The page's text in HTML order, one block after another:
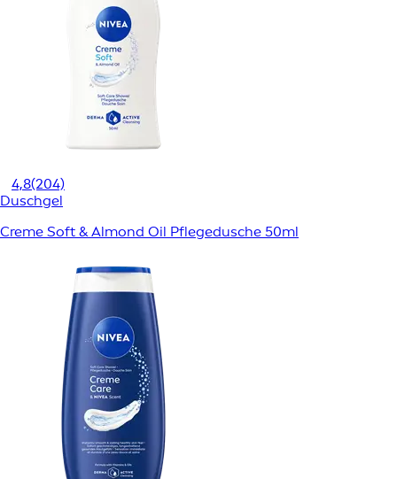
4,8(204)
Duschgel
Creme Soft & Almond Oil Pflegedusche 50ml